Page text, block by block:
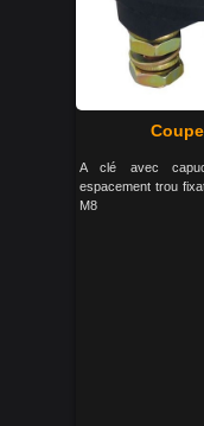
A clé avec
espacement trou
M8